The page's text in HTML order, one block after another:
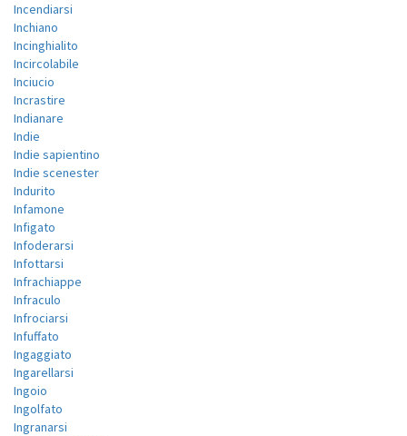
Incendiarsi
Inchiano
Incinghialito
Incircolabile
Inciucio
Incrastire
Indianare
Indie
Indie sapientino
Indie scenester
Indurito
Infamone
Infigato
Infoderarsi
Infottarsi
Infrachiappe
Infraculo
Infrociarsi
Infuffato
Ingaggiato
Ingarellarsi
Ingoio
Ingolfato
Ingranarsi